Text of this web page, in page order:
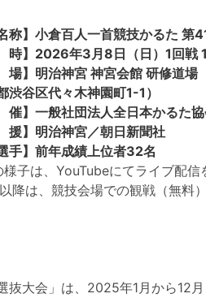
称】小倉百人一首競技かるた 第
】2026年3月8日（日）1回戦
】明治神宮 神宮会館 研修道場
渋谷区代々木神園町1-1）
】一般社団法人全日本かるた
】明治神宮／朝日新聞社
手】前年成績上位者32名
子は、YouTubeにてライブ配信
降は、競技会場での観戦（無料）
抜大会」は、2025年1月から12